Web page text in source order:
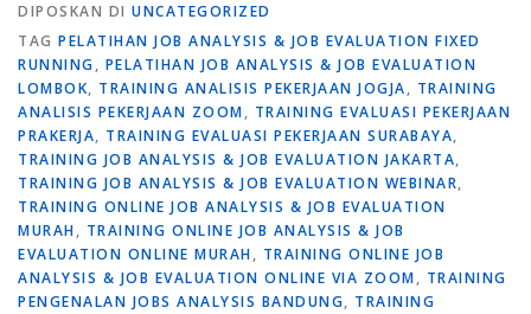
DIPOSKAN DI UNCATEGORIZED
TAG PELATIHAN JOB ANALYSIS & JOB EVALUATION FIXED
RUNNING, PELATIHAN JOB ANALYSIS & JOB EVALUATION
LOMBOK, TRAINING ANALISIS PEKERJAAN JOGJA, TRAINING
ANALISIS PEKERJAAN ZOOM, TRAINING EVALUASI PEKERJAAN
PRAKERJA, TRAINING EVALUASI PEKERJAAN SURABAYA,
TRAINING JOB ANALYSIS & JOB EVALUATION JAKARTA,
TRAINING JOB ANALYSIS & JOB EVALUATION WEBINAR,
TRAINING ONLINE JOB ANALYSIS & JOB EVALUATION
MURAH, TRAINING ONLINE JOB ANALYSIS & JOB
EVALUATION ONLINE MURAH, TRAINING ONLINE JOB
ANALYSIS & JOB EVALUATION ONLINE VIA ZOOM, TRAINING
PENGENALAN JOBS ANALYSIS BANDUNG, TRAINING